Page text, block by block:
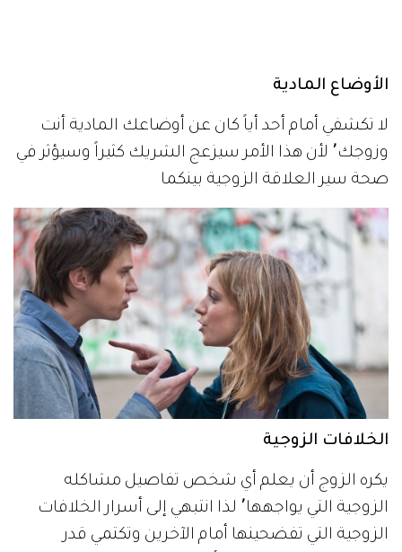
الأوضاع المادية
لا تكشفي أمام أحد أياً كان عن أوضاعك المادية أنت
وزوجك٬ لأن هذا الأمر سيزعج الشريك كثيراً وسيؤثر في
صحة سير العلاقة الزوجية بينكما
الخلافات الزوجية
يكره الزوج أن يعلم أي شخص تفاصيل مشاكله
الزوجية التي يواجهها٬ لذا انتبهي إلى أسرار الخلافات
الزوجية التي تفضحينها أمام الآخرين وتكتمي قدر